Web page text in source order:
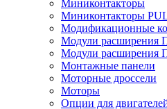
Миниконтакторы
Миниконтакторы
Модификационные
Модули расширения
Модули расширения
Монтажные панели
Моторные дроссели
Моторы
Опции для